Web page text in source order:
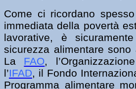
Come ci ricordano
immediata della povertà
lavorative, è
sicurezza alimentare
La FAO,
l’IFAD, il Fondo
Programma alimentare